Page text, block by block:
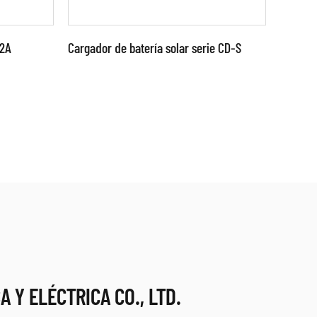
Cargador de batería solar serie CD-S
Y ELÉCTRICA CO., LTD.